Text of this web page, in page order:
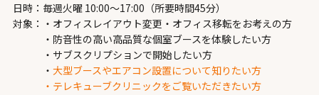
日時： 毎週火曜 10:00～17:00（所要時間45分）
対象： ・オフィスレイアウト変更・オフィス移転をお考えの方
・防音性の高い高品質な個室ブースを体験したい方
・サブスクリプションで開始したい方
・ 大型ブースやエアコン設置について知りたい方
・テレキューブクリニックをご覧いただきたい方